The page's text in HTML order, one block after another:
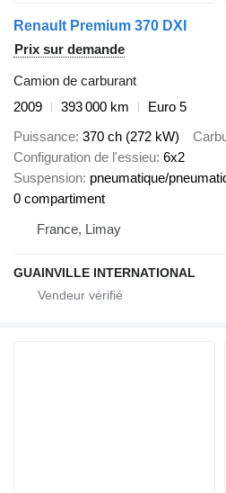
Renault Premium 370 DXI
Prix sur demande
Camion de carburant
2009
393 000 km
Euro 5
Puissance 370 ch (272 kW)
Configuration de l'essieu 6x2
Suspension pneumatique/
0 compartiment
France, Limay
GUAINVILLE INTERNATIONAL